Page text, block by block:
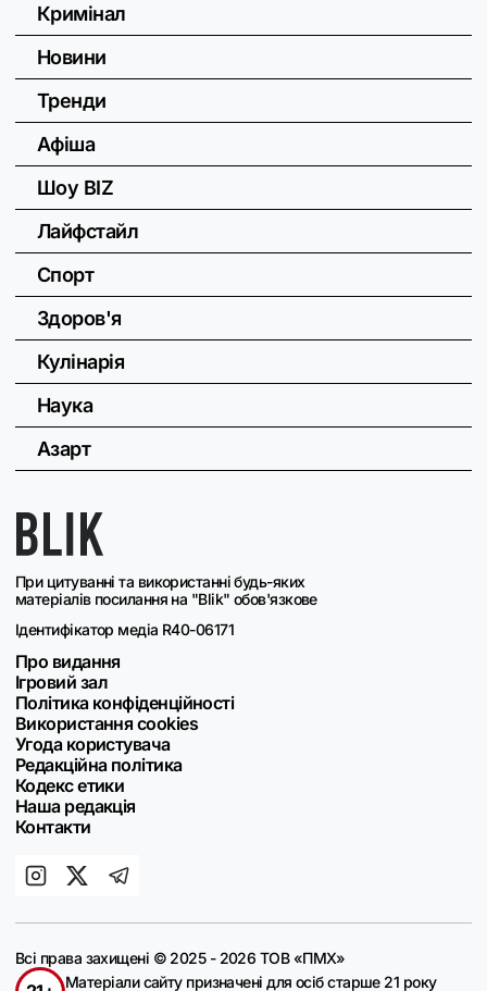
При цитуванні та використанні будь-яких
матеріалів посилання на "Blik" обов'язкове
Ідентифікатор медіа R40-06171
Про видання
Ігровий зал
Політика конфіденційності
Використання cookies
Угода користувача
Редакційна політика
Кодекс етики
Наша редакція
Контакти
Кримінал
Новини
Тренди
Афіша
Шоу BIZ
Лайфстайл
Спорт
Здоров'я
Кулінарія
Наука
Азарт
Всі права захищені © 2025 - 2026 ТОВ «ПМХ»
Матеріали сайту призначені для осіб старше 21 року